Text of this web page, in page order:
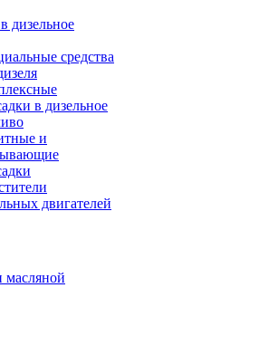
дизельное
средства
в дизельное
и
двигателей